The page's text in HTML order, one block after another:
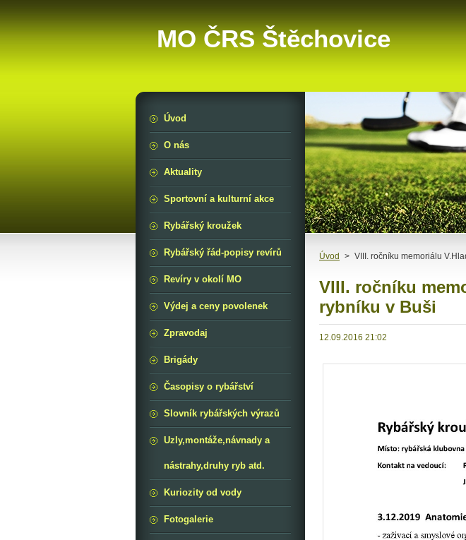
MO ČRS Štěchovice
Úvod > VIII. ročníku memoriálu
VIII. ročníku
rybníku v Buši
12.09.2016 21:02
Úvod
O nás
Aktuality
Sportovní a kulturní akce
Rybářský kroužek
Rybářský řád-popisy revírů
Revíry v okolí MO
Výdej a ceny povolenek
Zpravodaj
Brigády
Časopisy o rybářství
Slovník rybářských výrazů
Uzly,montáže,návnady a
nástrahy,druhy ryb atd.
Kuriozity od vody
Fotogalerie